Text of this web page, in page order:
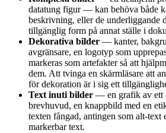
datatung figur — kan behöva både
beskrivning, eller de underliggande
tillgänglig form på annat ställe i
Dekorativa bilder — kanter,
avgränsare, en logotyp som
markeras som artefakter så att
dem. Att tvinga en skärmläsare att
för dekoration är i sig ett
Text inuti bilder — en grafik av ett
brevhuvud, en knappbild med en
texten fångad, antingen som alt-text
markerbar text.